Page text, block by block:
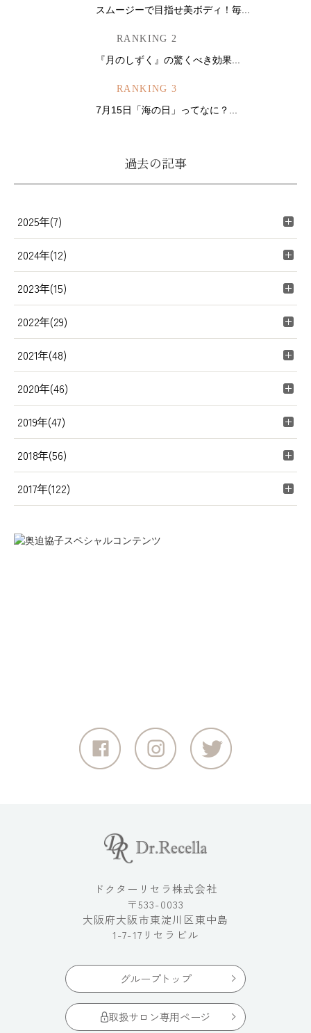
スムージーで目指せ美ボディ！毎...
RANKING 2
『月のしずく』の驚くべき効果...
RANKING 3
7月15日「海の日」ってなに？...
過去の記事
2025年(7)
2024年(12)
2023年(15)
2022年(29)
2021年(48)
2020年(46)
2019年(47)
2018年(56)
2017年(122)
ドクターリセラ株式会社
〒533-0033
大阪府大阪市東淀川区東中島
1-7-17リセラビル
グループトップ
取扱サロン専用ページ